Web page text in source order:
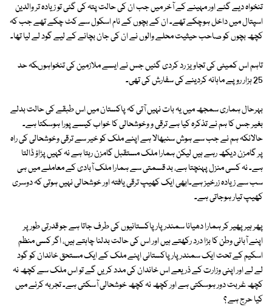
تنخواہ دیے گئے اور مہینے کے آخر میں جب ان کی حالت پتہ کی گئی تو زیادہ تر والدین
اسپتال میں داخل ہوچکے تھے۔ ان کے بچوں کے نام اسکول سے کٹ چکے تھے جب کہ
کچھ بچوں کو صاحب حیثیت محلے والوں نے ان کی جان بچانے کے لیے گود لے لیا تھا۔
تاہم اس کمیٹی کی تجاویز رد کردی گئیں جس نے ایسے ملازمین کی تنخواہوںکہ حد
25 ہزار روپے ماہانہ کردینے کی سفارش کی تھی۔
بہرحال ہماری سمجھ میں یہ بات نہیں آتی کہ پاکستان میں اس طبقے کی حالت بدلے
بغیر جس کا ہم نے تذکرہ کیا ہے ترقی و وخوشحالی کا خواب کیسے پورا ہوسکتا ہے۔
حالانکہ ہم نے جب سے ہوش سنبھالا ہے اپنے ملک کو خیر سے ترقی وخوشحالی کی راہ
پر گامزن دیکھ رہے ہیں لیکن ہمارا ملک مستقبل گامزن رہتا ہے نہ کہیں پڑاؤ ڈالتا
ہے۔ نہ کسی منزل پہنچتا ہے، بد قسمتی سے ہمارا ملک آبادی کے معاملے میں ہی
سب سے زیادہ زرخیز ہے۔ابھی ایک کھیپ ترقی یافتہ اور خوشحالی نہیں ہوتی کہ دوسری
کھیپ تیار ہوجاتی ہے۔
پھر ہیر پھیر کر ہمارا دھیانا سمندر پار پاکستانیوں کی طرف جاتا ہے جو قدرتی طور پر
اپنے آبائی وطن کا بڑا درد رکھتے ہیں اور اس کی حالت بدلنا چاہتے ہیں، اگر کسی منظم
اسکیم کے تحت ایک سمندر پار پاکستانی اپنے ملک کے ایک مستحق خاندان کو گود
لے لے اور اپنی وزارت کے ذریعے اس خاندان کی مدد کریں گے تو اس ملک سے کچھ نہ
کچھ غربت دور ہوسکتی ہے اور کچھ نہ کچھ خوشحالی آسکتی ہے۔ تجربہ کرنے میں
کیا حرج ہے ؟